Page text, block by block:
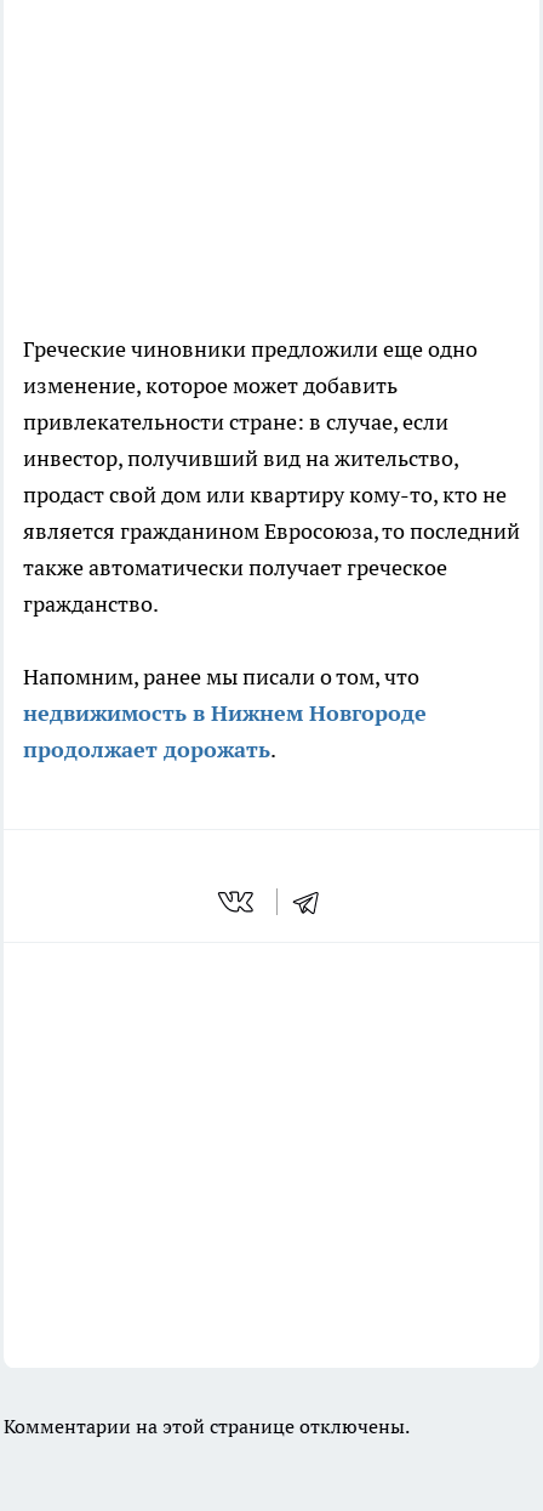
Греческие чиновники предложили еще одно
изменение, которое может добавить
привлекательности стране: в случае, если
инвестор, получивший вид на жительство,
продаст свой дом или квартиру кому-то, кто не
является гражданином Евросоюза, то последний
также автоматически получает греческое
гражданство.
Напомним, ранее мы писали о том, что
недвижимость в Нижнем Новгороде
продолжает дорожать.
Комментарии на этой странице отключены.